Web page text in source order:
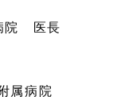
院 医長
属病院